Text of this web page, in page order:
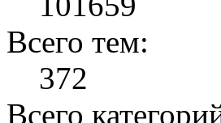
Всего тем:
372
Всего